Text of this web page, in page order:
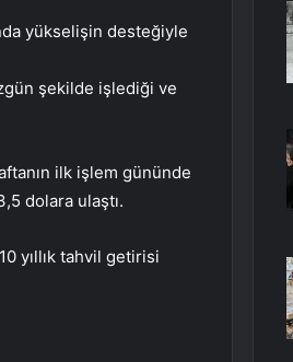
yükselişin desteğiyle
şekilde işlediği ve
ilk işlem gününde
dolara ulaştı.
yıllık tahvil getirisi